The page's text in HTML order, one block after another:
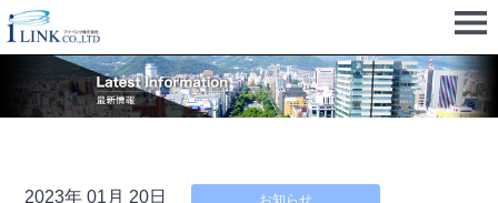
2023年 01月 20日 お知らせ